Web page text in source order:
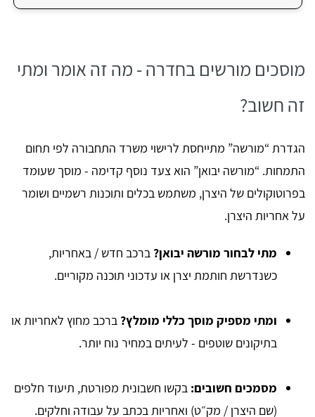
מוסכים מורשים בחדרה - מה זה אומר ומתי
זה חשוב?
הגדרת “מורשה” מתייחסת לרישוי משרד התחבורה לפי תחום
התמחות. “מורשה יבואן” הוא צעד נוסף קדימה - מוסך שעומד
בפרוטוקולים של היצרן, משתמש בכלים ותוכנות רשמיים ושומר
על אחריות היצרן.
מתי לבחור מורשה יבואן? ברכב חדש / באחריות,
כשנדרשת חותמת יצרן או עדכוני תוכנה מקוריים.
ומתי מספיק מוסך כללי מומלץ? ברכב מחוץ לאחריות או
בתיקונים שוטפים - לעיתים במחיר נוח יותר.
מסמכים חשובים: בקשו חשבונית מפורטת, תיעוד חלפים
(שם היצרן / מק״ט) ואחריות בכתב על עבודה וחלקים.